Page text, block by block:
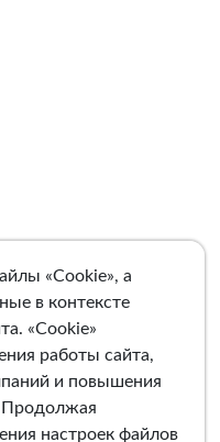
«Cookie», а
в контексте
«Cookie»
работы сайта,
и повышения
Продолжая
настроек файлов